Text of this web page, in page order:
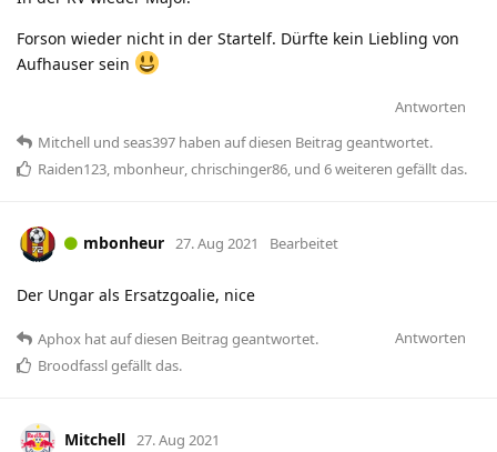
Forson wieder nicht in der Startelf. Dürfte kein Liebling von
Aufhauser sein
Antworten
Mitchell und seas397 haben auf diesen Beitrag geantwortet.
Raiden123, mbonheur,chrischinger86, und 6weiteren gefällt das.
mbonheur 27. Aug 2021 Bearbeitet
Der Ungar als Ersatzgoalie, nice
Antworten
Aphox hatauf diesen Beitrag geantwortet.
Broodfasslgefällt das.
Mitchell 27. Aug 2021